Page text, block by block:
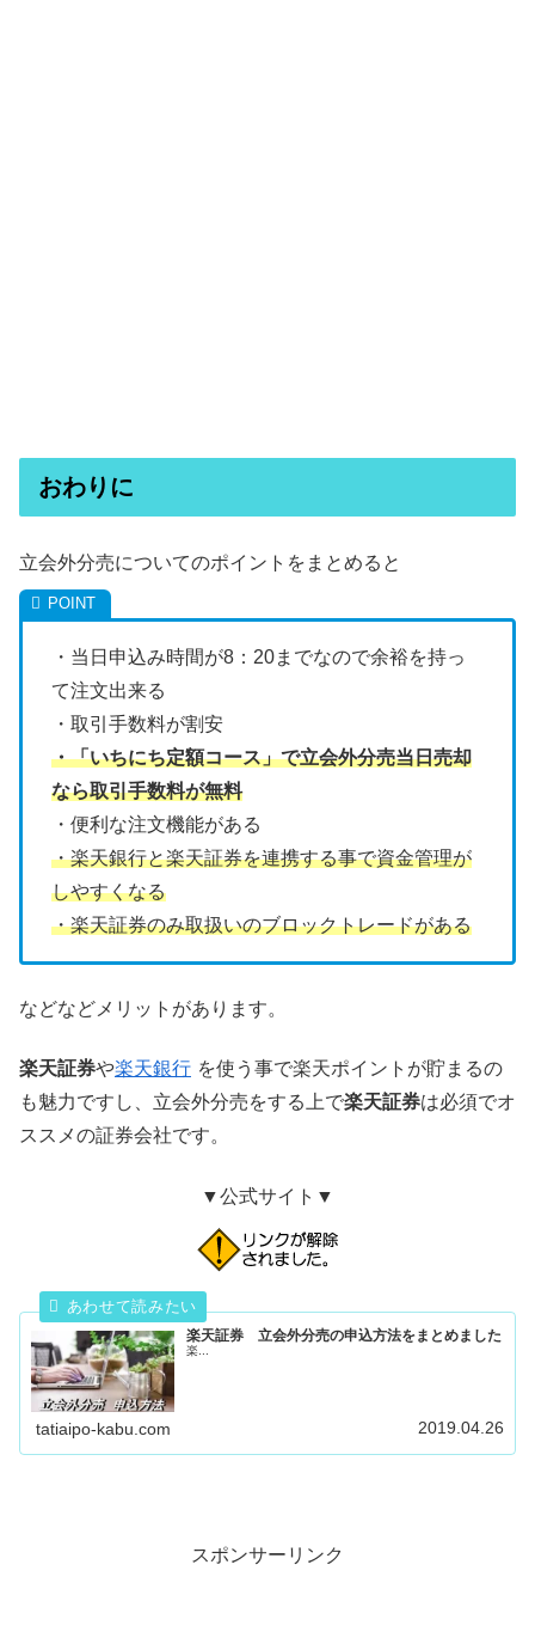
おわりに
立会外分売についてのポイントをまとめると
・当日申込み時間が8：20までなので余裕を持っ
て注文出来る
・取引手数料が割安
・「いちにち定額コース」で立会外分売当日売却
なら取引手数料が無料
・便利な注文機能がある
・楽天銀行と楽天証券を連携する事で資金管理が
しやすくなる
・楽天証券のみ取扱いのブロックトレードがある
などなどメリットがあります。
楽天証券や楽天銀行 を使う事で楽天ポイントが貯まるの
も魅力ですし、立会外分売をする上で楽天証券は必須でオ
ススメの証券会社です。
▼公式サイト▼
楽天証券 立会外分売の申込方法をまとめました
楽...
tatiaipo-kabu.com 2019.04.26
スポンサーリンク